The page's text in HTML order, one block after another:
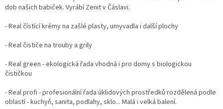
dob našich babiček. Vyrábí Zenit v Čáslavi.
- Real čístící krémy na zašlé plasty, umyvadla i další plochy
- Real čističe na trouby a grily
- Real green - ekologická řada vhodná i pro domy s biologickou
čističkou
- Real profi - profesionální řada úklidových prostředků rozdělená podle
oblastí - kuchyň, sanita, podlahy, sklo... Malá i velká balení.